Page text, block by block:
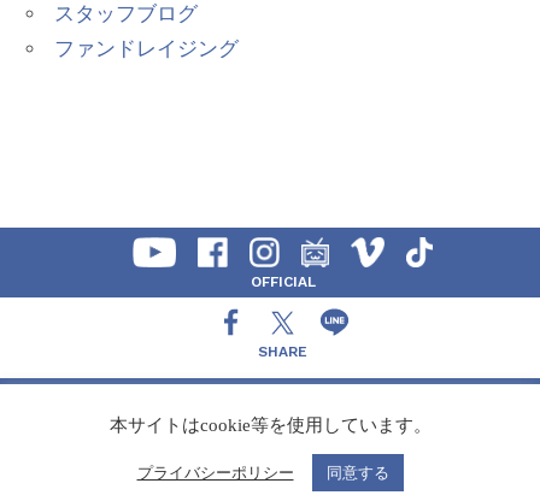
スタッフブログ
ファンドレイジング
OFFICIAL
SHARE
CONTACT
Copyright Speedy,Inc.
本サイトはcookie等を使用しています。
プライバシーポリシー 同意する